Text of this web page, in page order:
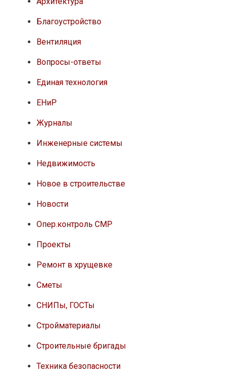
Благоустройство
Вентиляция
Вопросы-ответы
Единая технология
ЕНиР
Журналы
Инженерные системы
Недвижимость
Новое в строительстве
Новости
Опер.контроль СМР
Проекты
Ремонт в хрущевке
Сметы
СНИПы, ГОСТы
Стройматериалы
Строительные бригады
Техника безопасности